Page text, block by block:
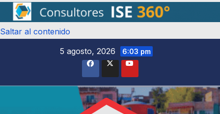
Saltar al contenido
5 agosto, 2026
6:03 pm